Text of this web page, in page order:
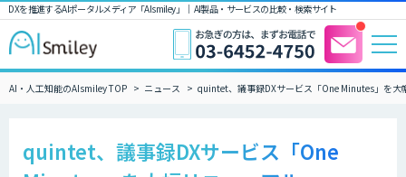
DXを推進するAIポータルメディア「AIsmiley」｜ AI製品・サービスの比較・検索サイト
AI・人工知能のAIsmiley TOP ニュース quintet、議事録DXサービス「One Minutes」を大
quintet、議事録DXサービス「One